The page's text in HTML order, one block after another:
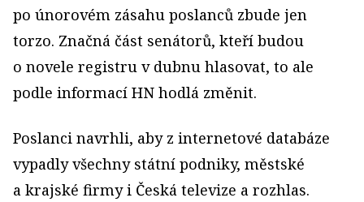
po únorovém zásahu poslanců zbude jen
torzo. Značná část senátorů, kteří budou
o novele registru v dubnu hlasovat, to ale
podle informací HN hodlá změnit.
Poslanci navrhli, aby z internetové databáze
vypadly všechny státní podniky, městské
a krajské firmy i Česká televize a rozhlas.